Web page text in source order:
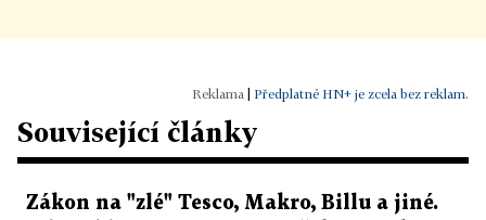
Předplatné HN+ je zcela bez reklam.
Související články
Zákon na "zlé" Tesco, Makro, Billu a jiné.